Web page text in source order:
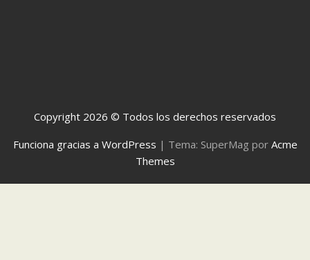
Copyright 2026 © Todos los derechos reservados
Funciona gracias a WordPress | Tema: SuperMag por Acme
Themes